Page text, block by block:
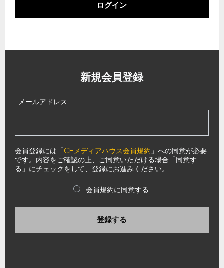
ログイン
新規会員登録
メールアドレス
会員登録には「CEメディアハウス会員規約 」への同意が必要
です。内容をご確認の上、ご同意いただける場合「同意す
る」にチェックをして、登録にお進みください。
会員規約に同意する
登録する